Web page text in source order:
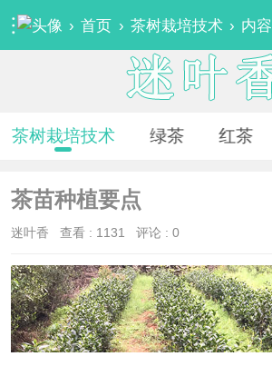
› 首页 › 茶树栽培技术 › 内容
茶树栽培技术 绿茶 红茶
茶苗种植要点
迷叶香 查看 : 1131 评论 : 0